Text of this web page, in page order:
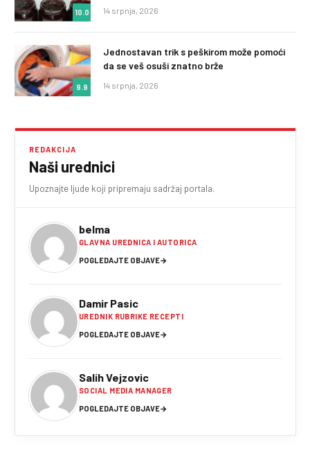
10.0 14 srpnja, 2026
9.9
Jednostavan trik s peškirom može pomoći
da se veš osuši znatno brže
14 srpnja, 2026
REDAKCIJA
Naši urednici
Upoznajte ljude koji pripremaju sadržaj portala.
belma
GLAVNA UREDNICA I AUTORICA
POGLEDAJTE OBJAVE→
Damir Pasic
UREDNIK RUBRIKE RECEPTI
POGLEDAJTE OBJAVE→
Salih Vejzovic
SOCIAL MEDIA MANAGER
POGLEDAJTE OBJAVE→